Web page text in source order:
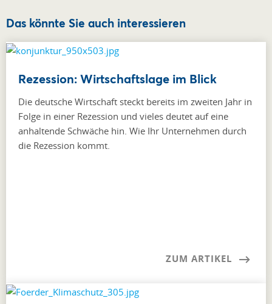
Das könnte Sie auch interessieren
Rezession: Wirtschaftslage im Blick
Die deutsche Wirtschaft steckt bereits im zweiten Jahr in
Folge in einer Rezession und vieles deutet auf eine
anhaltende Schwäche hin. Wie Ihr Unternehmen durch
die Rezession kommt.
ZUM ARTIKEL